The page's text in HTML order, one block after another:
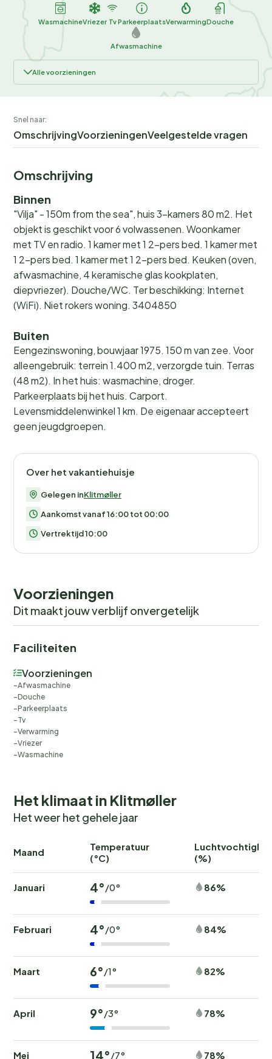
WasmachineVriezer TvParkeerplaatsVerwarmingDouche
Afwasmachine
Alle voorzieningen
Snel naar:
OmschrijvingVoorzieningenVeelgestelde vragen
Omschrijving
Binnen
"Vilja" - 150m from the sea", huis 3-kamers 80 m2. Het
objekt is geschikt voor 6 volwassenen. Woonkamer
met TV en radio. 1 kamer met 1 2-pers bed. 1 kamer met
1 2-pers bed. 1 kamer met 1 2-pers bed. Keuken (oven,
afwasmachine, 4 keramische glas kookplaten,
diepvriezer). Douche/WC. Ter beschikking: Internet
(WiFi). Niet rokers woning. 3404850
Buiten
Eengezinswoning, bouwjaar 1975. 150 m van zee. Voor
alleengebruik: terrein 1.400 m2, verzorgde tuin. Terras
(48 m2). In het huis: wasmachine, droger.
Parkeerplaats bij het huis. Carport.
Levensmiddelenwinkel 1 km. De eigenaar accepteert
geen jeugdgroepen.
Over het vakantiehuisje
Gelegen inKlitmøller
Aankomst vanaf 16:00 tot 00:00
Vertrektijd 10:00
Voorzieningen
Dit maakt jouw verblijf onvergetelijk
Faciliteiten
Voorzieningen
Afwasmachine
Douche
Parkeerplaats
Tv
Verwarming
Vriezer
Wasmachine
Het klimaat in Klitmøller
Het weer het gehele jaar
Maand
Temperatuur
(°C)
(%)
Januari 4°/0° 86%
Februari 4°/0° 84%
Maart 6°/1° 82%
April 9°/3° 78%
Mei 14°/7° 78%